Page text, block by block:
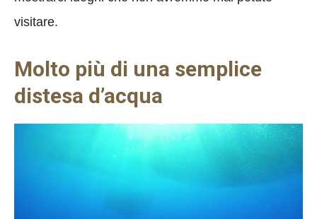
visitare.
Molto più di una semplice
distesa d’acqua